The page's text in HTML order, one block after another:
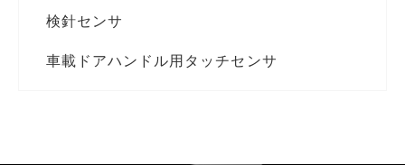
検針センサ
車載ドアハンドル用タッチセンサ